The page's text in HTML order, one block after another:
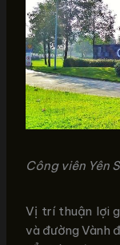
Công viên Yên
Vị trí thuận lợi
và đường Vành